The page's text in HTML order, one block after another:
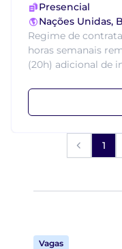
Presencial
Nações Unidas,
Regime de
horas semanais
(20h) adicional de
1
Vagas